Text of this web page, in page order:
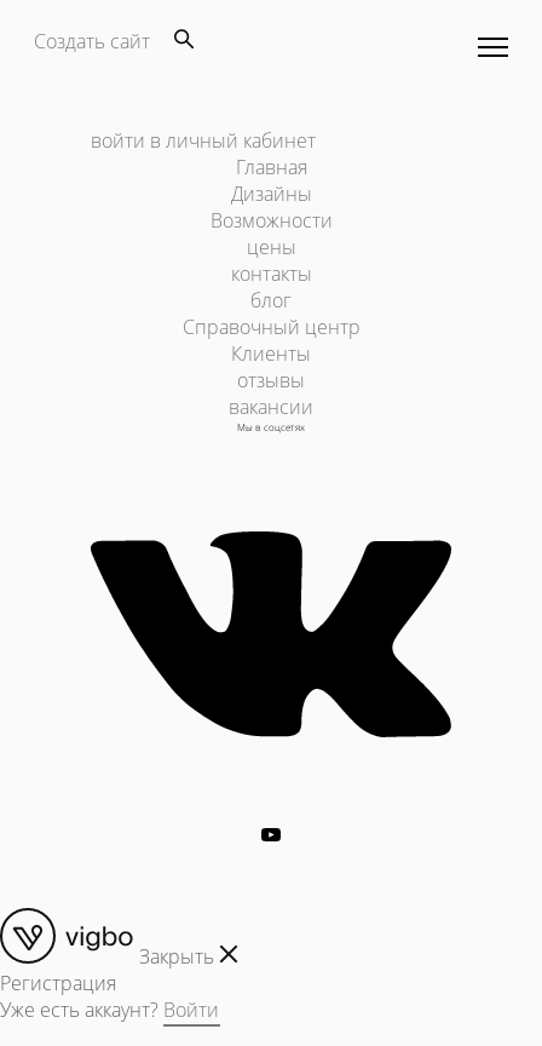
Создать сайт
войти в личный кабинет
Главная
Дизайны
Возможности
цены
контакты
блог
Справочный центр
Клиенты
отзывы
вакансии
Мы в соцсетях
Закрыть
Регистрация
Уже есть аккаунт? Войти